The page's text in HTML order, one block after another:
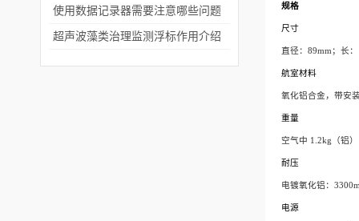
规格
尺寸
直径：89mm；长
航室材料
氧化铝合金，带安
重量
空气中 1.2kg（铝
耐压
电镀氧化铝：
电源
使用数据记录器需要注意哪些问题
超声波藻类治理监测浮标作用介绍